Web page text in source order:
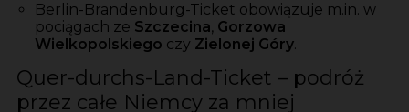
Berlin-Brandenburg-Ticket obowiązuje m.in. w
pociągach ze Szczecina, Gorzowa
Wielkopolskiego czy Zielonej Góry.
Quer-durchs-Land-Ticket – podróż
przez całe Niemcy za mniej